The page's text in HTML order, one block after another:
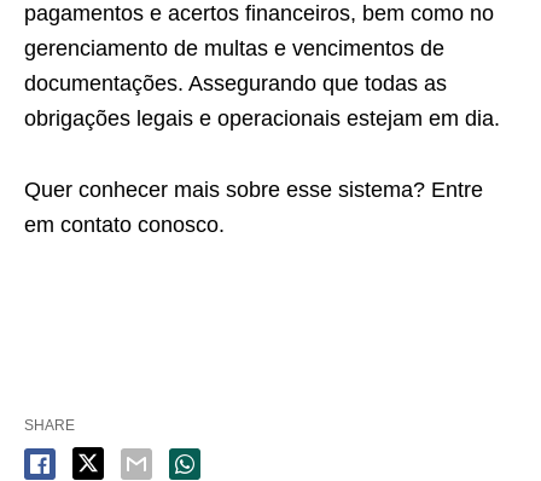
pagamentos e acertos financeiros, bem como no
gerenciamento de multas e vencimentos de
documentações. Assegurando que todas as
obrigações legais e operacionais estejam em dia.
Quer conhecer mais sobre esse sistema? Entre
em contato conosco.
SHARE